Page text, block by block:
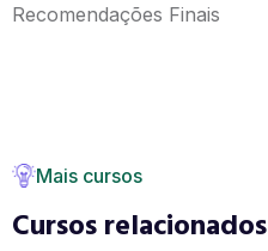
Recomendações Finais
Mais cursos
Cursos relacionados